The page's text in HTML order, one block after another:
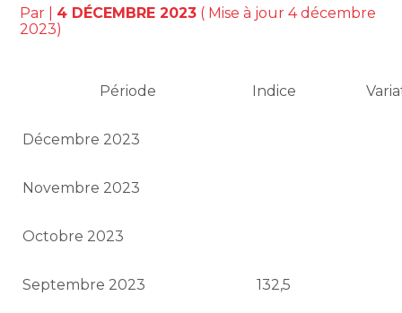
Par 4 DÉCEMBRE 2023 ( Mise à jour 4 décembre
2023)
Période Indice
Décembre 2023
Novembre 2023
Octobre 2023
Septembre 2023 132,5